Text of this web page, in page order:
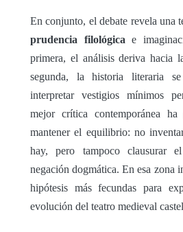
En conjunto, el debate revela una
prudencia filológica e
primera, el análisis deriva hacia
segunda, la historia literaria
interpretar vestigios mínimos
mejor crítica contemporánea
mantener el equilibrio: no
hay, pero tampoco clausurar
negación dogmática. En esa zona
hipótesis más fecundas para
evolución del teatro medieval